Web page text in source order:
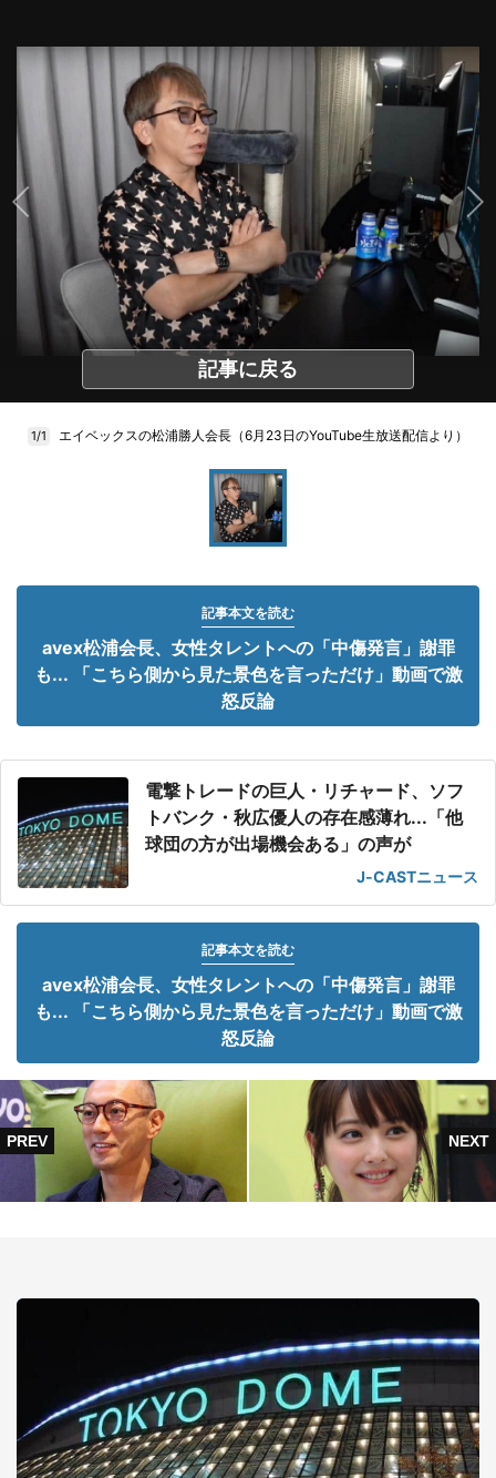
記事に戻る
1/1 エイベックスの松浦勝人会長（6月23日のYouTube生放送配信より）
記事本文を読む
avex松浦会長、女性タレントへの「中傷発言」謝罪
も... 「こちら側から見た景色を言っただけ」動画で激
怒反論
電撃トレードの巨人・リチャード、ソフ
トバンク・秋広優人の存在感薄れ...「他
球団の方が出場機会ある」の声が
J-CASTニュース
記事本文を読む
avex松浦会長、女性タレントへの「中傷発言」謝罪
も... 「こちら側から見た景色を言っただけ」動画で激
怒反論